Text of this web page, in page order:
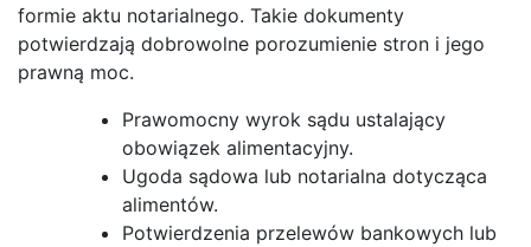
formie aktu notarialnego. Takie dokumenty
potwierdzają dobrowolne porozumienie stron i jego
prawną moc.
Prawomocny wyrok sądu ustalający
obowiązek alimentacyjny.
Ugoda sądowa lub notarialna dotycząca
alimentów.
Potwierdzenia przelewów bankowych lub